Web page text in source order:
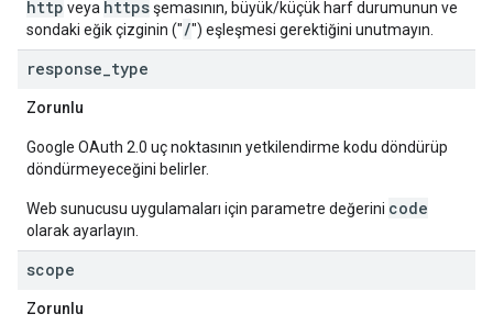
http veya httpsşemasının, büyük/küçük harf durumunun ve
sondaki eğik çizginin ("/") eşleşmesi gerektiğini unutmayın.
response type
Zorunlu
Google OAuth 2.0 uç noktasının yetkilendirme kodu döndürüp
döndürmeyeceğini belirler.
Web sunucusu uygulamaları için parametre değerini code
olarak ayarlayın.
scope
Zorunlu